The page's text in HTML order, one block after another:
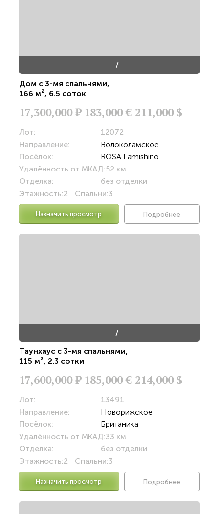
/
Дом с 3-мя спальнями,
166 м², 6.5 соток
17,300,000Р 183,000 € 211,000 $
Лот:
12072
Направление:
Волоколамское
Посёлок:
ROSA Lamishino
Удалённость от МКАД:52 км
Отделка:
без отделки
Этажность:2 Спальни:3
Назначить просмотр Подробнее
/
Таунхаус с 3-мя спальнями,
115 м², 2.3 сотки
17,600,000Р 185,000 € 214,000 $
Лот:
13491
Направление:
Новорижское
Посёлок:
Британика
Удалённость от МКАД:33 км
Отделка:
без отделки
Этажность:2 Спальни:3
Назначить просмотр Подробнее